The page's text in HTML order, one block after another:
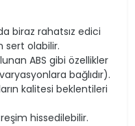
biraz rahatsız edici
sert olabilir.
ABS gibi özellikler
bağlıdır).
kalitesi beklentileri
hissedilebilir.